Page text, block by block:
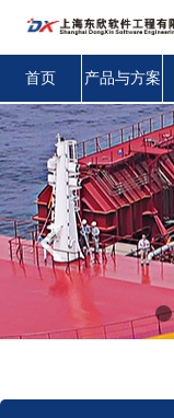
넳
首页 产品与方案